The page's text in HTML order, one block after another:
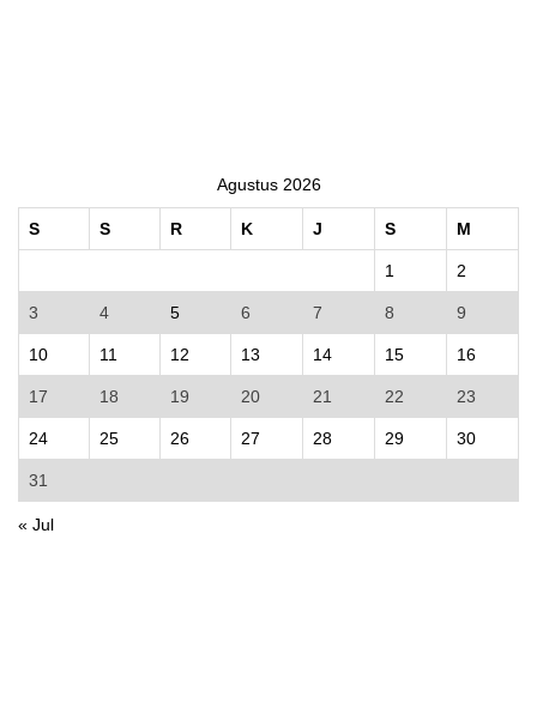
Agustus 2026
S S R K J S M
1 2
3 4 5 6 7 8 9
10 11 12 13 14 15 16
17 18 19 20 21 22 23
24 25 26 27 28 29 30
31
« Jul